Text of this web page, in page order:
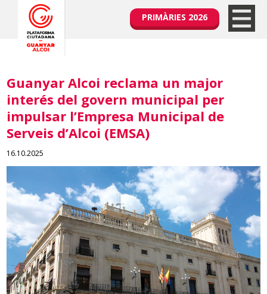
PRIMÀRIES 2026
Guanyar Alcoi reclama un major
interés del govern municipal per
impulsar l’Empresa Municipal de
Serveis d’Alcoi (EMSA)
16.10.2025